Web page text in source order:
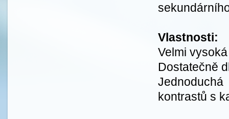
Vlastnosti:
Velmi
Dostatečně
kontrastů s